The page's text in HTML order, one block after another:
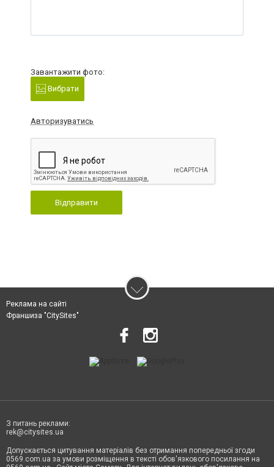
Завантажити фото:
Вибрати
Авторизуватись
Відправити
Реклама на сайті
Франшиза "CitySites"
З питань реклами:
rek@citysites.ua
Допускається цитування матеріалів без отримання попередньої згоди
0569.com.ua за умови розміщення в тексті обов'язкового посилання на